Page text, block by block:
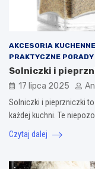
AKCESORIA KUCHENNE
PRAKTYCZNE
Solniczki i
17 lipca 2025
Solniczki i pieprzniczki
każdej kuchni. Te
Czytaj dalej